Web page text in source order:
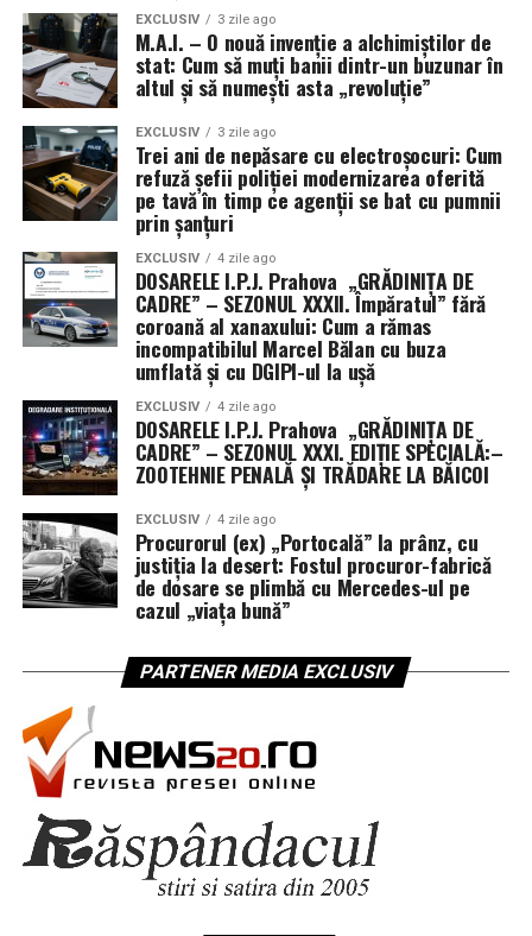
EXCLUSIV 3 zile ago
M.A.I. – O nouă invenție a alchimiștilor de
stat: Cum să muți banii dintr-un buzunar în
altul și să numești asta „revoluție”
EXCLUSIV 3 zile ago
Trei ani de nepăsare cu electroșocuri: Cum
refuză șefii poliției modernizarea oferită
pe tavă în timp ce agenții se bat cu pumnii
prin șanțuri
EXCLUSIV 4 zile ago
DOSARELE I.P.J. Prahova „GRĂDINIȚA DE
CADRE” – SEZONUL XXXII. Împăratul” fără
coroană al xanaxului: Cum a rămas
incompatibilul Marcel Bălan cu buza
umflată și cu DGIPI-ul la ușă
EXCLUSIV 4 zile ago
DOSARELE I.P.J. Prahova „GRĂDINIȚA DE
CADRE” – SEZONUL XXXI. EDIȚIE SPECIALĂ:–
ZOOTEHNIE PENALĂ ȘI TRĂDARE LA BĂICOI
EXCLUSIV 4 zile ago
Procurorul (ex) „Portocală” la prânz, cu
justiția la desert: Fostul procuror-fabrică
de dosare se plimbă cu Mercedes-ul pe
cazul „viața bună”
PARTENER MEDIA EXCLUSIV